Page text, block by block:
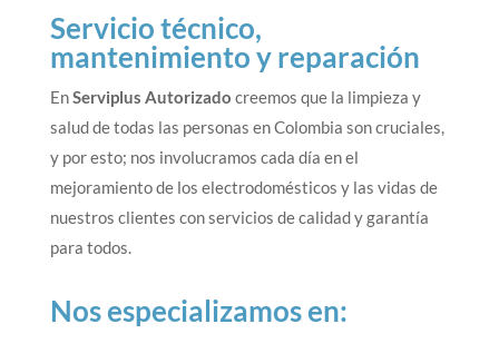
Servicio técnico,
mantenimiento y reparación
EnServiplus Autorizado creemos que la limpieza y
salud de todas las personas en Colombia son cruciales,
y por esto; nos involucramos cada día en el
mejoramiento de los electrodomésticos y las vidas de
nuestros clientes con servicios de calidad y garantía
para todos.
Nos especializamos en: